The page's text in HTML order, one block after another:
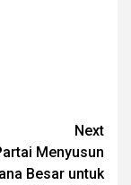
Next
Menyusun
Besar untuk